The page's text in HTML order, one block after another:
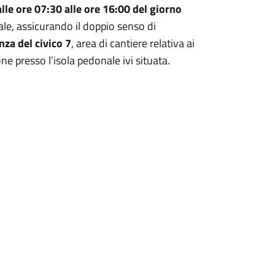
ore 07:30 alle ore 16:00 del giorno
assicurando il doppio senso di
del civico 7, area di cantiere relativa ai
presso l’isola pedonale ivi situata.